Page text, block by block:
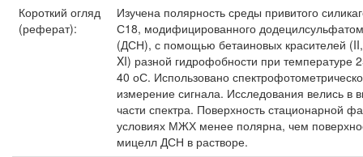
Короткий огляд
(реферат):
Изучена полярность среды привитого
С18, модифицированного
(ДСН), с помощью бетаиновых красителей
XI) разной гидрофобности при температуре
40 оС. Использовано
измерение сигнала. Исследования велись в
части спектра. Поверхность стационарной
условиях МЖХ менее полярна, чем
мицелл ДСН в растворе.